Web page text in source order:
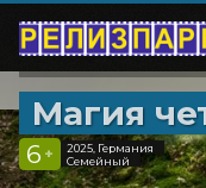
Магия
6 +
2025, Германия
Семейный